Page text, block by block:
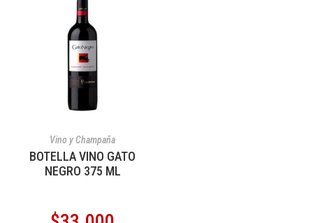
Vino y Champaña
BOTELLA VINO GATO
NEGRO 375 ML